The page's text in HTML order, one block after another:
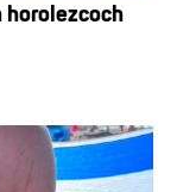
horolezcoch